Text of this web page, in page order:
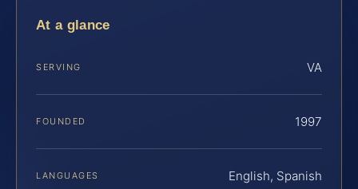
At a glance
SERVING VA
FOUNDED 1997
LANGUAGES English, Spanish